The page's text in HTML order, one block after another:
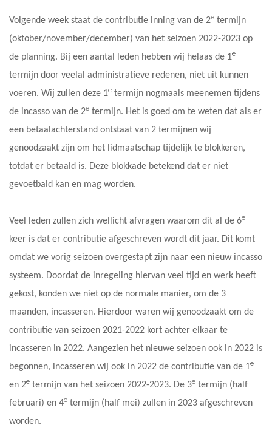
Volgende week staat de contributie inning van de 2e termijn
(oktober/november/december) van het seizoen 2022-2023 op
de planning. Bij een aantal leden hebben wij helaas de 1e
termijn door veelal administratieve redenen, niet uit kunnen
voeren. Wij zullen deze 1e termijn nogmaals meenemen tijdens
de incasso van de 2e termijn. Het is goed om te weten dat als er
een betaalachterstand ontstaat van 2 termijnen wij
genoodzaakt zijn om het lidmaatschap tijdelijk te blokkeren,
totdat er betaald is. Deze blokkade betekend dat er niet
gevoetbald kan en mag worden.
Veel leden zullen zich wellicht afvragen waarom dit al de 6e
keer is dat er contributie afgeschreven wordt dit jaar. Dit komt
omdat we vorig seizoen overgestapt zijn naar een nieuw incasso
systeem. Doordat de inregeling hiervan veel tijd en werk heeft
gekost, konden we niet op de normale manier, om de 3
maanden, incasseren. Hierdoor waren wij genoodzaakt om de
contributie van seizoen 2021-2022 kort achter elkaar te
incasseren in 2022. Aangezien het nieuwe seizoen ook in 2022 is
begonnen, incasseren wij ook in 2022 de contributie van de 1e
en 2e termijn van het seizoen 2022-2023. De 3e termijn (half
februari) en 4e termijn (half mei) zullen in 2023 afgeschreven
worden.